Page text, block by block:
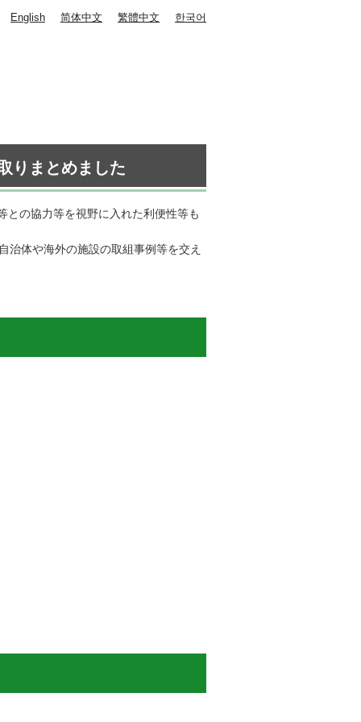
English 简体中文 繁體中文 한국어
りまとめました
との協力等を視野に入れた利便性等も
治体や海外の施設の取組事例等を交え